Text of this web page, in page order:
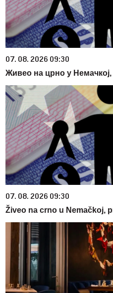
07. 08. 2026 09:30
Живео на црно у
07. 08. 2026 09:30
Živeo na crno u Nemačkoj,